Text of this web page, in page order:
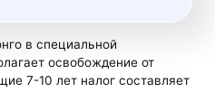
в специальной
освобождение от
7-10 лет налог составляет